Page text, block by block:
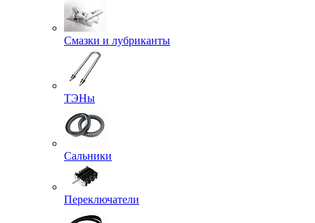
Смазки и лубриканты
ТЭНы
Сальники
Переключатели